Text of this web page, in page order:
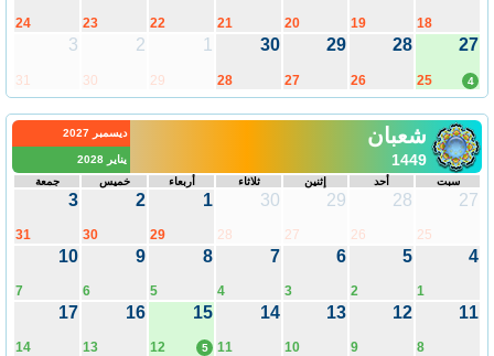
18
19
20
21
22
23
24
27
25 4
28
26
29
27
30
28
1
29
2
30
3
31
شعبان
1449
ديسمبر 2027
يناير 2028
سبت
أحد إثنين ثلاثاء أربعاء خميس جمعة
27
25
28
26
29
27
30
28
1
29
2
30
3
31
4
1
5
2
6
3
7
4
8
5
9
6
10
7
11
8
12
9
13
10
14
11
15
12 5
16
13
17
14